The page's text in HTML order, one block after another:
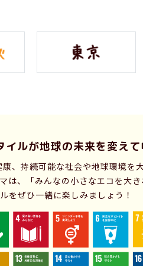
イルが地球の未来を変えて
康、持続可能な社会や地球環境
は、「みんなの小さなエコを大
をぜひ一緒に楽しみましょう！